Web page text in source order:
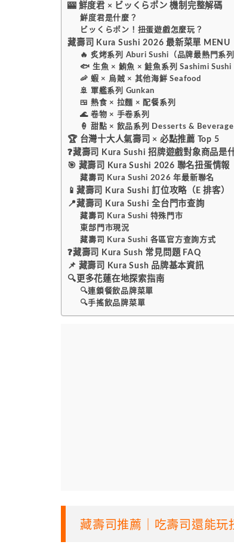
🎰 鮮度君 × ビッくらポン 機制完整解碼
鮮度君是什麼？
ビッくらポン！扭蛋遊戲怎麼玩？
藏壽司 Kura Sushi 2026 最新菜單 MENU
🔥 炙烤系列 Aburi Sushi（品牌最熱門系列
🐟 生魚 × 鮪魚 × 鮭魚系列 Sashimi Sushi
🦐 蝦 × 烏賊 × 其他海鮮 Seafood
🚢 軍艦系列 Gunkan
🍱 熱食 × 拉麵 × 配餐系列
🌊 卷物 × 手卷系列
🍦 甜點 × 飲品系列 Desserts &
🏆 台灣十大人氣壽司 × 必點推薦 Top 5
❓藏壽司 Kura Sushi 招牌遊戲對象商品是
🎯 藏壽司 Kura Sushi 2026 聯名扭蛋情報
藏壽司 Kura Sushi 2026 年最新聯名
📱藏壽司 Kura Sushi 訂位攻略（E 排客）
📍藏壽司 Kura Sushi 全台門市查詢
藏壽司 Kura Sushi 特殊門市
東部門市現況
藏壽司 Kura Sushi 各區官方查詢方式
❓藏壽司 Kura Sush 常見問題 FAQ
📌 藏壽司 Kura Sush 品牌基本資訊
🔍更多花蓮在地探索指南
🔍連鎖餐飲品牌菜單
🔍手搖飲品牌菜單
藏壽司推薦｜吃壽司還能玩